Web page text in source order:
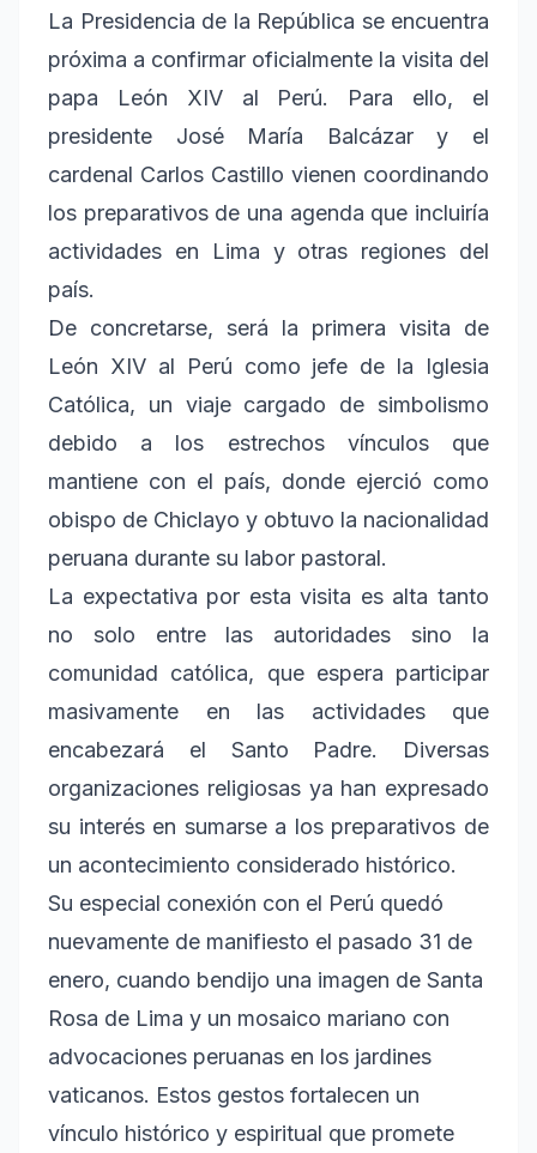
La Presidencia de la República se encuentra
próxima a confirmar oficialmente la visita del
papa León XIV al Perú. Para ello, el
presidente José María Balcázar y el
cardenal Carlos Castillo vienen coordinando
los preparativos de una agenda que incluiría
actividades en Lima y otras regiones del
país.
De concretarse, será la primera visita de
León XIV al Perú como jefe de la Iglesia
Católica, un viaje cargado de simbolismo
debido a los estrechos vínculos que
mantiene con el país, donde ejerció como
obispo de Chiclayo y obtuvo la nacionalidad
peruana durante su labor pastoral.
La expectativa por esta visita es alta tanto
no solo entre las autoridades sino la
comunidad católica, que espera participar
masivamente en las actividades que
encabezará el Santo Padre. Diversas
organizaciones religiosas ya han expresado
su interés en sumarse a los preparativos de
un acontecimiento considerado histórico.
Su especial conexión con el Perú quedó
nuevamente de manifiesto el pasado 31 de
enero, cuando bendijo una imagen de Santa
Rosa de Lima y un mosaico mariano con
advocaciones peruanas en los jardines
vaticanos. Estos gestos fortalecen un
vínculo histórico y espiritual que promete